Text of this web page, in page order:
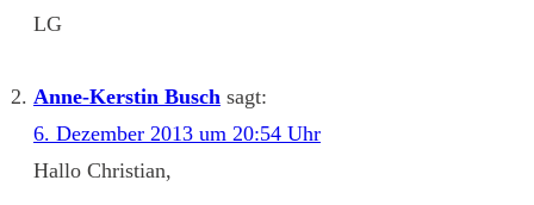
LG
Anne-Kerstin Busch sagt:
6. Dezember 2013 um 20:54 Uhr
Hallo Christian,